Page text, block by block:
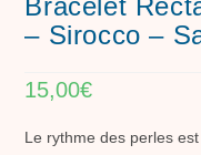
Bracelet
– Sirocco –
15,00€
Le rythme des perles